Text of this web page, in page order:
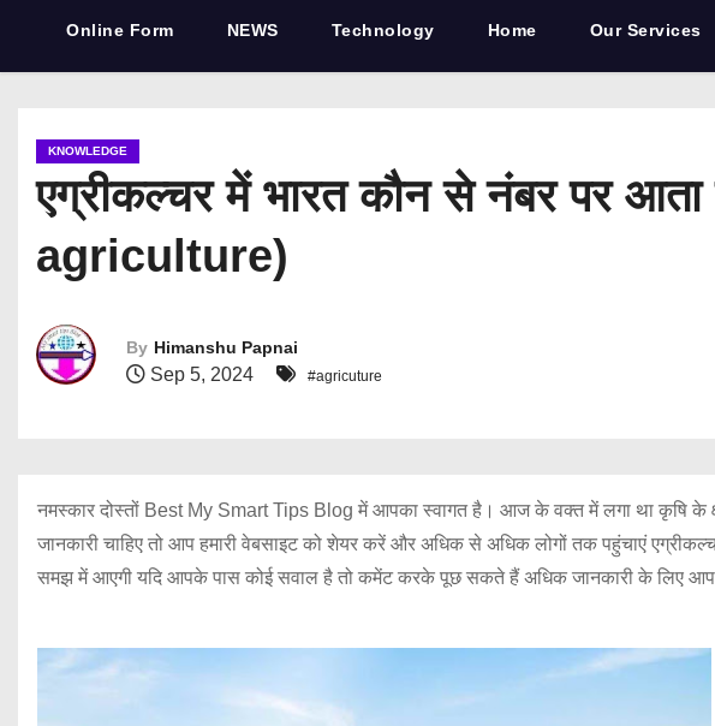
Online Form NEWS Technology Home Our Services
KNOWLEDGE
एग्रीकल्चर में भारत कौन से नंबर पर
agriculture)
By Himanshu Papnai
Sep 5, 2024 #agricuture
नमस्कार दोस्तों Best My Smart Tips Blog में आपका स्वागत है। आज के वक्त में लगा था कृषि के
जानकारी चाहिए तो आप हमारी वेबसाइट को शेयर करें और अधिक से अधिक लोगों तक पहुंचाएं
समझ में आएगी यदि आपके पास कोई सवाल है तो कमेंट करके पूछ सकते हैं अधिक जानकारी के लिए